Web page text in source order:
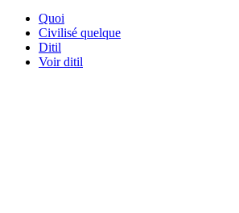
Quoi
Civilisé quelque
Ditil
Voir ditil